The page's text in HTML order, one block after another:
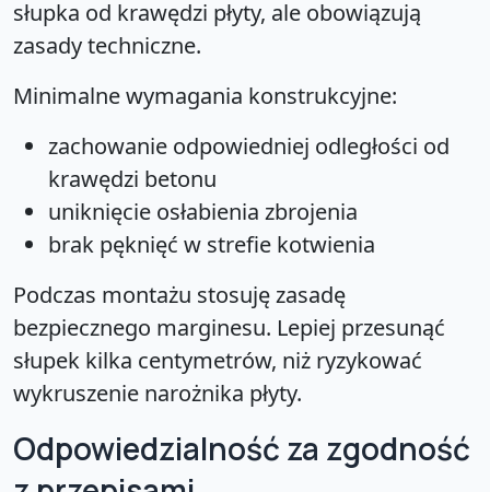
słupka od krawędzi płyty, ale obowiązują
zasady techniczne.
Minimalne wymagania konstrukcyjne:
zachowanie odpowiedniej odległości od
krawędzi betonu
uniknięcie osłabienia zbrojenia
brak pęknięć w strefie kotwienia
Podczas montażu stosuję zasadę
bezpiecznego marginesu. Lepiej przesunąć
słupek kilka centymetrów, niż ryzykować
wykruszenie narożnika płyty.
Odpowiedzialność za zgodność